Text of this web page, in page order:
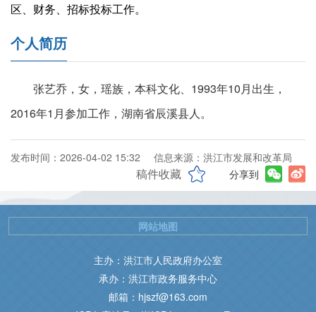
区、财务、招标投标工作。
个人简历
张艺乔，女，瑶族，本科文化、1993年10月出生，
2016年1月参加工作，湖南省辰溪县人。
发布时间：2026-04-02 15:32 信息来源：洪江市发展和改革局
稿件收藏 分享到
主办：洪江市人民政府办公室
承办：洪江市政务服务中心
邮箱：hjszf@163.com
网站地图